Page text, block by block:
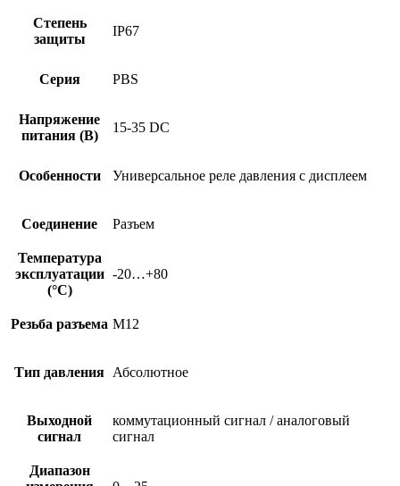
Степень
защиты
IP67
Серия PBS
Напряжение
питания (В)
15-35 DC
Особенности Универсальное реле давления с дисплеем
Соединение Разъем
Температура
эксплуатации
(°C)
-20…+80
Резьба разъема M12
Тип давления Абсолютное
Выходной
сигнал
коммутационный сигнал / аналоговый
сигнал
Диапазон